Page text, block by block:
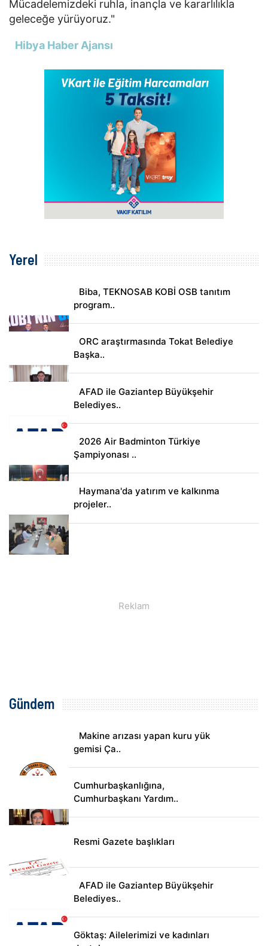
Mücadelemizdeki ruhla, inançla ve kararlılıkla
geleceğe yürüyoruz."
Hibya Haber Ajansı
Yerel
Biba, TEKNOSAB KOBİ OSB tanıtım
program..
ORC araştırmasında Tokat Belediye
Başka..
AFAD ile Gaziantep Büyükşehir
Belediyes..
2026 Air Badminton Türkiye
Şampiyonası ..
Haymana'da yatırım ve kalkınma
projeler..
Gündem
Makine arızası yapan kuru yük
gemisi Ça..
Cumhurbaşkanlığına,
Cumhurbaşkanı Yardım..
Resmi Gazete başlıkları
AFAD ile Gaziantep Büyükşehir
Belediyes..
Göktaş: Ailelerimizi ve kadınları